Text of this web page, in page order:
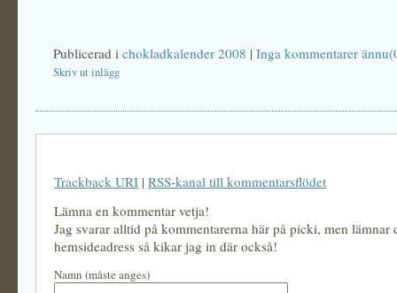
Publicerad i chokladkalender 2008 | Inga kommentarer
Skriv ut inlägg
Trackback URI | RSS-kanal till kommentarsflödet
Lämna en kommentar vetja!
Jag svarar alltid på kommentarerna här på picki, men lämnar
hemsideadress så kikar jag in där också!
Namn (måste anges)